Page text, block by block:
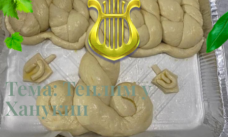
Тема: Теилим у
Ханукии